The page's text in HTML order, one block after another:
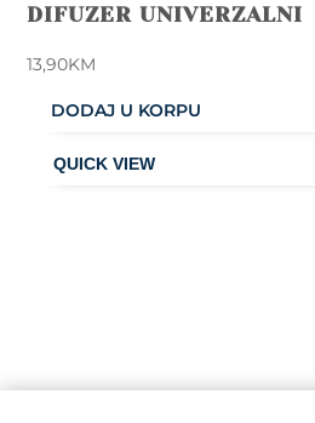
DIFUZER UNIVERZALNI
13,90KM
DODAJ U KORPU